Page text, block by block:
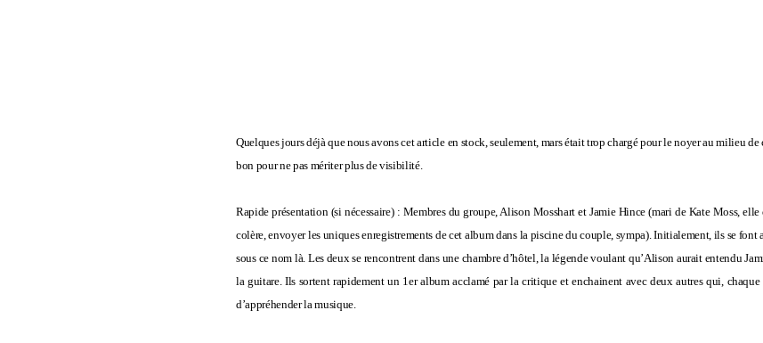
Quelques jours déjà que nous avons cet article en stock, seulement, mars était trop chargé pour le noyer au milieu
bon pour ne pas mériter plus de visibilité.
Rapide présentation (si nécessaire) : Membres du groupe, Alison Mosshart et Jamie Hince (mari de Kate Moss,
colère, envoyer les uniques enregistrements de cet album dans la piscine du couple, sympa). Initialement, ils se
sous ce nom là. Les deux se rencontrent dans une chambre d’hôtel, la légende voulant qu’Alison aurait entendu
la guitare. Ils sortent rapidement un 1er album acclamé par la critique et enchainent avec deux autres qui,
d’appréhender la musique.